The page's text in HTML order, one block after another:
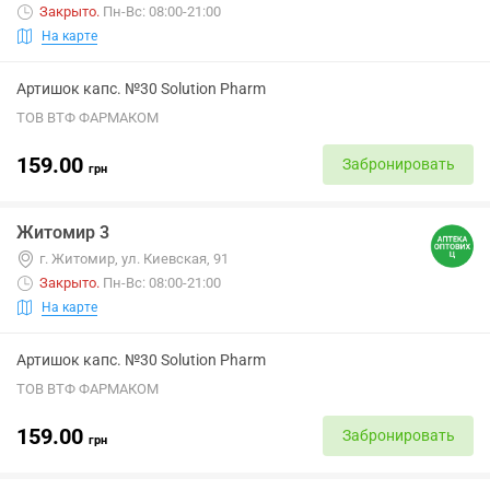
Закрыто. Пн-Вс: 08:00-21:00
На карте
Артишок капс. №30 Solution Pharm
ТОВ ВТФ ФАРМАКОМ
159.00 грн Забронировать
Житомир 3
г. Житомир, ул. Киевская, 91
Закрыто. Пн-Вс: 08:00-21:00
На карте
Артишок капс. №30 Solution Pharm
ТОВ ВТФ ФАРМАКОМ
159.00 грн Забронировать